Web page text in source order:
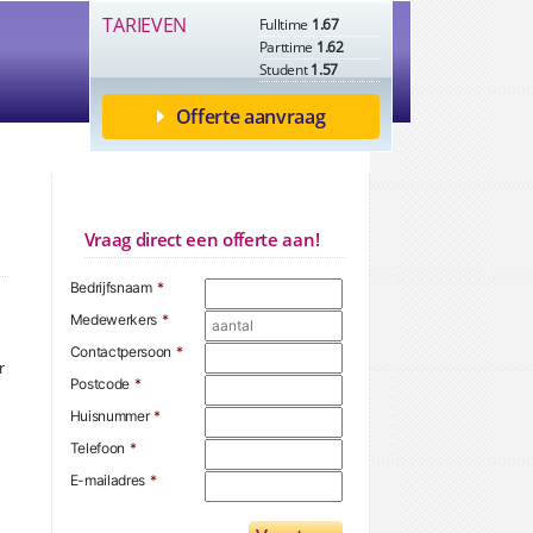
TARIEVEN Fulltime 1.67
Parttime 1.62
Student1.57
Offerte aanvraag
Vraag direct een offerte aan!
Bedrijfsnaam *
Medewerkers *
Contactpersoon *
Postcode *
Huisnummer *
Telefoon *
E-mailadres *